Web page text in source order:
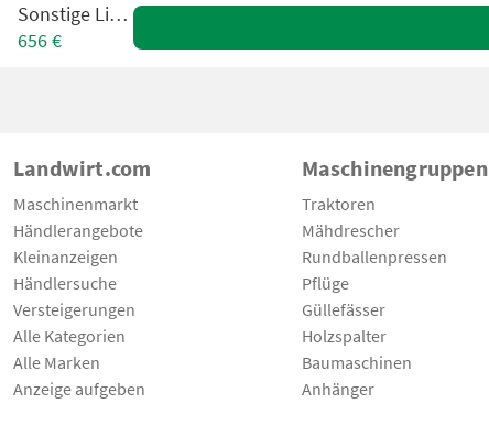
Sonstige Limas
656 €
Landwirt.com
Maschinenmarkt
Händlerangebote
Kleinanzeigen
Händlersuche
Versteigerungen
Alle Kategorien
Alle Marken
Anzeige aufgeben
Maschinengruppen
Traktoren
Mähdrescher
Rundballenpressen
Pflüge
Güllefässer
Holzspalter
Baumaschinen
Anhänger